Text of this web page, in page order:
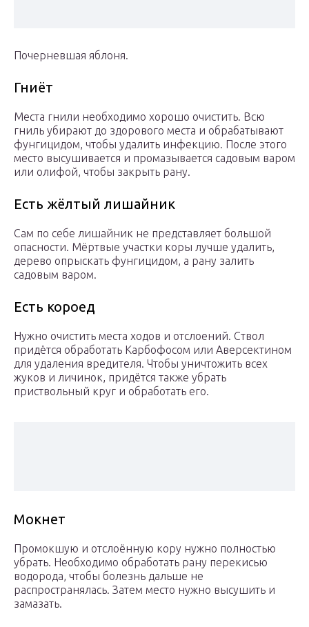
Почерневшая яблоня.
Гниёт
Места гнили необходимо хорошо очистить. Всю
гниль убирают до здорового места и обрабатывают
фунгицидом, чтобы удалить инфекцию. После этого
место высушивается и промазывается садовым варом
или олифой, чтобы закрыть рану.
Есть жёлтый лишайник
Сам по себе лишайник не представляет большой
опасности. Мёртвые участки коры лучше удалить,
дерево опрыскать фунгицидом, а рану залить
садовым варом.
Есть короед
Нужно очистить места ходов и отслоений. Ствол
придётся обработать Карбофосом или Аверсектином
для удаления вредителя. Чтобы уничтожить всех
жуков и личинок, придётся также убрать
приствольный круг и обработать его.
Мокнет
Промокшую и отслоённую кору нужно полностью
убрать. Необходимо обработать рану перекисью
водорода, чтобы болезнь дальше не
распространялась. Затем место нужно высушить и
замазать.